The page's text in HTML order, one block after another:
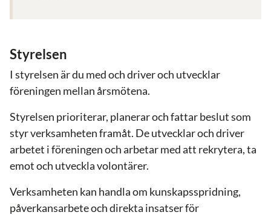
Styrelsen
I styrelsen är du med och driver och utvecklar
föreningen mellan årsmötena.
Styrelsen prioriterar, planerar och fattar beslut som
styr verksamheten framåt. De utvecklar och driver
arbetet i föreningen och arbetar med att rekrytera, ta
emot och utveckla volontärer.
Verksamheten kan handla om kunskapsspridning,
påverkansarbete och direkta insatser för